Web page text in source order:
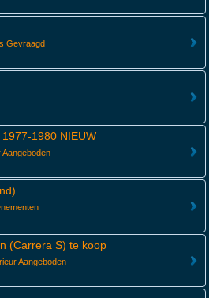
Gevraagd
1980 NIEUW
(Carrera S) te koop
Aangeboden